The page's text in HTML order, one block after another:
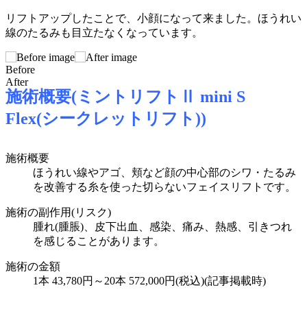
リフトアップしたことで、小顔になって来ました。ほうれい
線のたるみも目立たなくなっています。
Before
After
施術概要(ミントリフトⅡ mini S
Flex(シークレットリフト))
施術概要
ほうれい線やアゴ、頬など顔の中心部のシワ・たるみ
を改善する糸を使った切らないフェイスリフトです。
施術の副作用(リスク)
腫れ(腫脹)、皮下出血、感染、痛み、熱感、引きつれ
を感じることがあります。
施術の金額
1本 43,780円～20本 572,000円(税込)(記事掲載時)